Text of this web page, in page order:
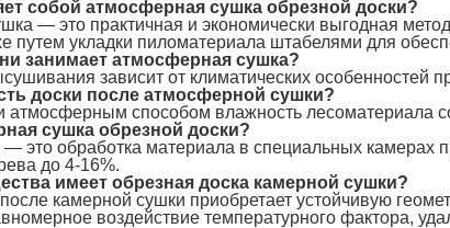
собой атмосферная сушка обрезной доски?
— это практичная и экономически выгодная
путем укладки пиломатериала штабелями для
занимает атмосферная сушка?
зависит от климатических
доски после атмосферной сушки?
атмосферным способом влажность лесоматериала
сушка обрезной доски?
это обработка материала в специальных камерах
до 4-16%.
имеет обрезная доска камерной сушки?
камерной сушки приобретает устойчивую
воздействие температурного фактора,